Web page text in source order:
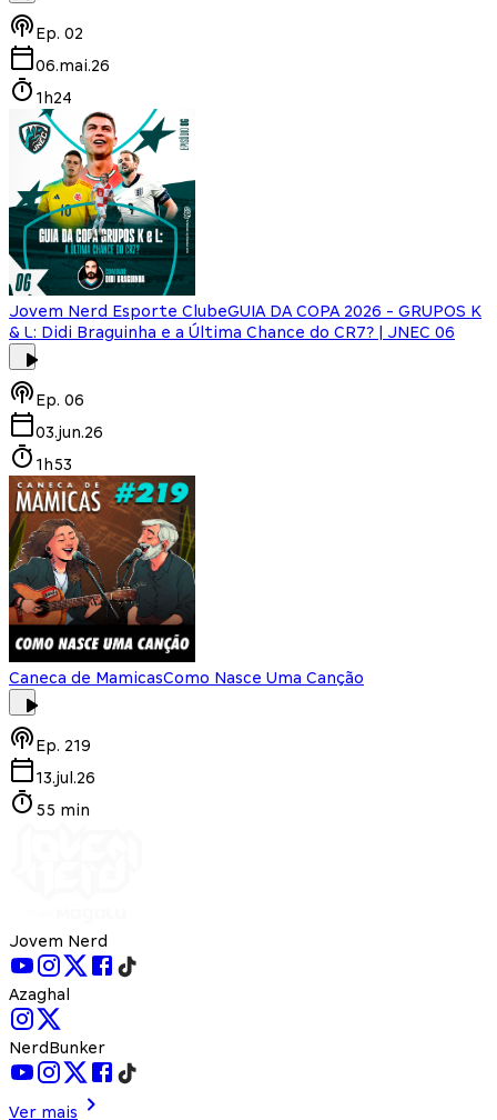
Ep. 02
06.mai.26
1h24
Jovem Nerd Esporte ClubeGUIA DA COPA 2026 - GRUPOS K
& L: Didi Braguinha e a Última Chance do CR7? | JNEC 06
Ep. 06
03.jun.26
1h53
Caneca de MamicasComo Nasce Uma Canção
Ep. 219
13.jul.26
55 min
Jovem Nerd
Azaghal
NerdBunker
Ver mais